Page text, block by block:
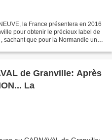
la France présentera en 2016
pour obtenir le précieux label de
que pour la Normandie une
de Granville: Après
La